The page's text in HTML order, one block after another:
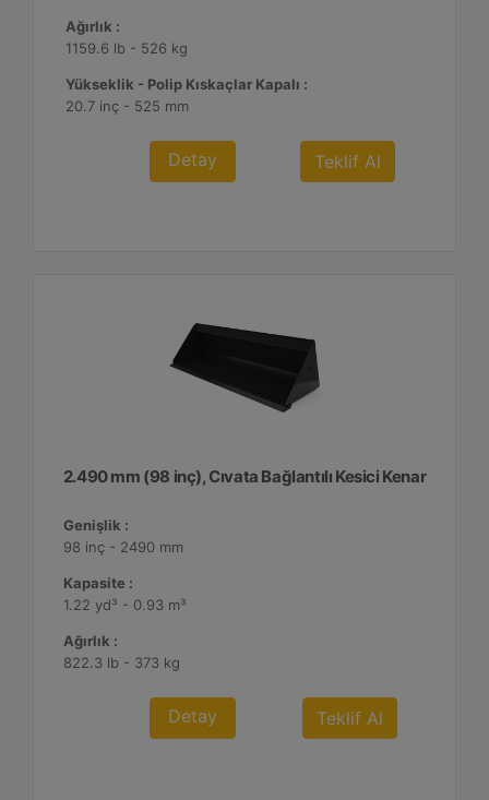
Ağırlık :
1159.6 lb - 526 kg
Yükseklik - Polip Kıskaçlar Kapalı :
20.7 inç - 525 mm
Detay Teklif Al
2.490 mm (98 inç), Cıvata Bağlantılı Kesici Kenar
Genişlik :
98 inç - 2490 mm
Kapasite :
1.22 yd³ - 0.93 m³
Ağırlık :
822.3 lb - 373 kg
Detay Teklif Al